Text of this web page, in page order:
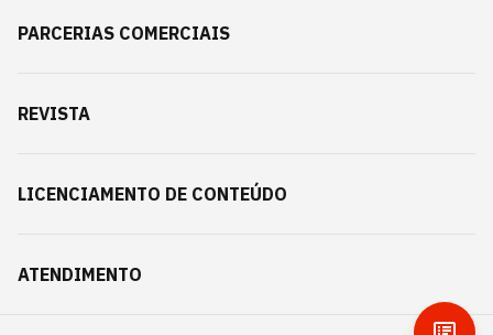
PARCERIAS COMERCIAIS
REVISTA
LICENCIAMENTO DE CONTEÚDO
ATENDIMENTO